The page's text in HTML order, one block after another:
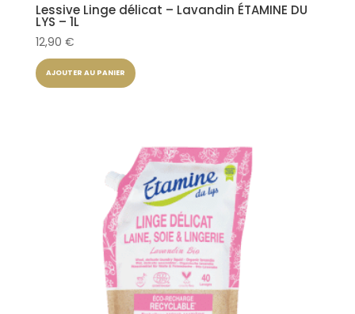
Lessive Linge délicat – Lavandin ÉTAMINE DU
LYS – 1L
12,90 €
AJOUTER AU PANIER